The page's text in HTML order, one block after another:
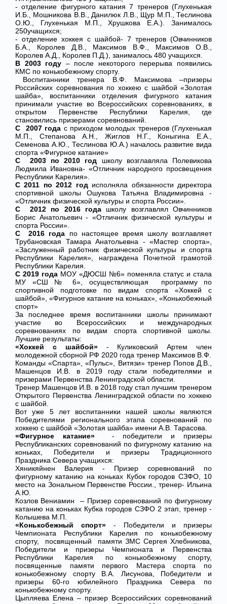
- отделение фигурного катания 7 тренеров (Глухенькая
И.Б., Мошникова В.В., Данилюк Л.В., Щур М.П., Теслинова
О.Ю., Глухенькая М.П., Хрушкова Е.А.). Занималось
250учащихся;
- отделение хоккея с шайбой- 7 тренеров (Овчинников
Б.А., Королев Д.В., Максимов В.Ф., Максимов О.В.,
Королев А.Д., Королев П.Д.), занималось 480 учащихся.
В 2003 году – после некоторого перерыва появились
КМС по конькобежному спорту.
Воспитанники тренера В.Ф. Максимова –призеры
Российских соревнования по хоккею с шайбой «Золотая
шайба», воспитанники отделения фигурного катания
принимали участие во Всероссийских соревнованиях, в
открытом Первенстве Республики Карелия, где
становились призерами соревнований.
С 2007 года с приходом молодых тренеров (Глухенькая
М.П., Степанова А.Н., Жиглов Н.Г., Коныгина Е.А.,
Семенова А.Ю., Теслинова Ю.А.) началось развитие вида
спорта «Фигурное катание»
С 2003 по 2010 год школу возглавляла Полевикова
Людмила Ивановна- «Отличник народного просвещения
Республики Карелия».
С 2011 по 2012 годисполняла обязанности директора
спортивной школы Ошукова Татьяна Владимировна -
«Отличник физической культуры и спорта России».
С 2012 по 2016 годашколу возглавлял Овчинников
Борис Анатольевич - «Отличник физической культуры и
спорта России».
С 2016 года по настоящее время школу возглавляет
Трубановская Тамара Анатольевна - «Мастер спорта»,
«Заслуженный работник физической культуры и спорта
Республики Карелия», награждена Почетной грамотой
Республики Карелия.
С 2019 годаМОУ «ДЮСШ №6» поменяла статус и стала
МУ «СШ № 6», осуществляющая программу по
спортивной подготовке по видам спорта «Хоккей с
шайбой», «Фигурное катание на коньках», «Конькобежный
спорт»
За последнее время воспитанники школы принимают
участие во Всероссийских и международных
соревнованиях по видам спорта спортивной школы.
Лучшие результаты:
«Хоккей с шайбой»- Куликовский Артем член
молодежной сборной РФ 2020 года тренер Максимов В.Ф.
Команды «Спарта», «Пульс», Витязи» тренер Попов Д.В.,
Машенцов И.В. в 2019 году стали победителями и
призерами Первенства Ленинградской области.
Тренер Машенцов И.В. в 2018 году стал лучшим тренером
Открытого Первенства Ленинградской области по хоккею
с шайбой.
Вот уже 5 лет воспитанники нашей школы являются
Победителями регионального этапа соревнований по
хоккею с шайбой «Золотая шайба» имени А.В. Тарасова.
«Фигурное катание»- победители и призеры
Республиканских соревнований по фигурному катанию на
коньках, Победители и призеры Традиционного
Праздника Севера учащихся:
Хяникяйнен Валерия - Призер соревнований по
фигурному катанию на коньках Кубок городов СЗФО, 10
место на Зональном Первенстве России., тренер- Ильина
А.Ю.
Козлов Вениамин – Призер соревнований по фигурному
катанию на коньках Кубка городов СЗФО 2 этап, тренер -
Колышева М.П.
«Конькобежный спорт» - Победители и призеры
Чемпионата Республики Карелия по конькобежному
спорту, посвященный памяти ЗМС Сергея Хлебникова,
Победители и призеры Чемпионата и Первенства
Республики Карелия по конькобежному спорту,
посвященные памяти первого Мастера спорта по
конькобежному спорту В.А. Лисунова, Победители и
призеры 60-го юбилейного Праздника Севера по
конькобежному спорту.
Цыпляева Елена – призер Всероссийских соревнований